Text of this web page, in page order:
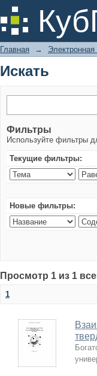
Искать
Главная → Электронная
Искать
Фильтры
Используйте фильтры
Текущие фильтры:
Новые фильтры:
Просмотр 1 из 1
1